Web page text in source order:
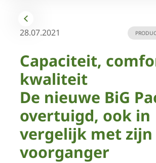
28.07.2021
Capaciteit,
kwaliteit
De nieuwe BiG
overtuigd, ook in
vergelijk met zijn
voorganger